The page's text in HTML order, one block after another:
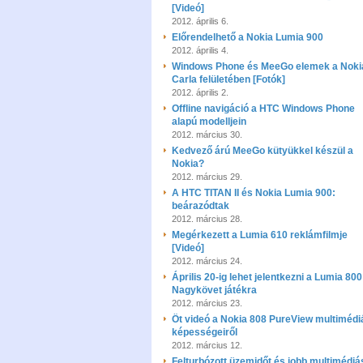
[Videó]
2012. április 6.
Előrendelhető a Nokia Lumia 900
2012. április 4.
Windows Phone és MeeGo elemek a
Carla felületében [Fotók]
2012. április 2.
Offline navigáció a HTC Windows Phone
alapú modelljein
2012. március 30.
Kedvező árú MeeGo kütyükkel készül a
Nokia?
2012. március 29.
A HTC TITAN II és Nokia Lumia 900:
beárazódtak
2012. március 28.
Megérkezett a Lumia 610 reklámfilmje
[Videó]
2012. március 24.
Április 20-ig lehet jelentkezni a Lumia 800
Nagykövet játékra
2012. március 23.
Öt videó a Nokia 808 PureView
képességeiről
2012. március 12.